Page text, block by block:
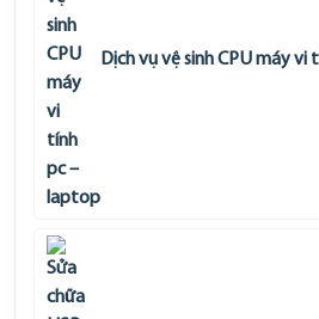
Dịch vụ vệ sinh CPU máy